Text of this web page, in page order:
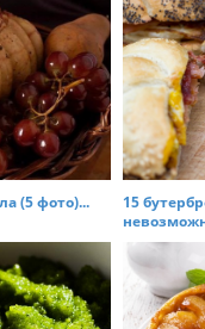
(5 фото)...
15